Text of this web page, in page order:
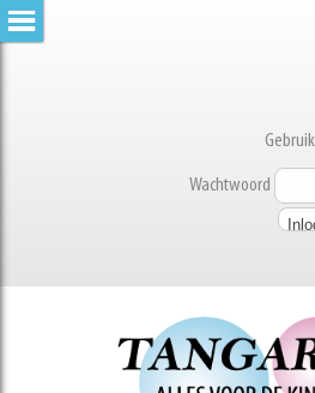
Wachtwoord